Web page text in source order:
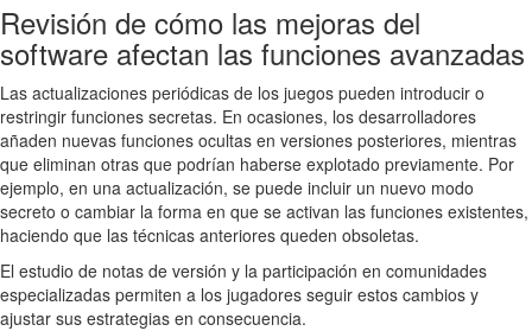
Revisión de cómo las mejoras del
software afectan las funciones avanzadas
Las actualizaciones periódicas de los juegos pueden introducir o
restringir funciones secretas. En ocasiones, los desarrolladores
añaden nuevas funciones ocultas en versiones posteriores, mientras
que eliminan otras que podrían haberse explotado previamente. Por
ejemplo, en una actualización, se puede incluir un nuevo modo
secreto o cambiar la forma en que se activan las funciones existentes,
haciendo que las técnicas anteriores queden obsoletas.
El estudio de notas de versión y la participación en comunidades
especializadas permiten a los jugadores seguir estos cambios y
ajustar sus estrategias en consecuencia.